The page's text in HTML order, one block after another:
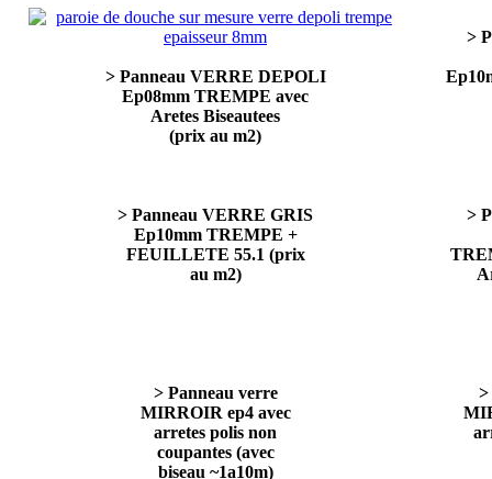
> Panneau VERRE DEPOLI
Ep08mm TREMPE avec
Aretes Biseautees
(prix au m2)
>
> Panneau VERRE GRIS
Ep10mm TREMPE +
FEUILLETE 55.1 (prix
au m2)
>
> Panneau verre
MIRROIR ep4 avec
arretes polis non
coupantes (avec
biseau ~1a10m)
>